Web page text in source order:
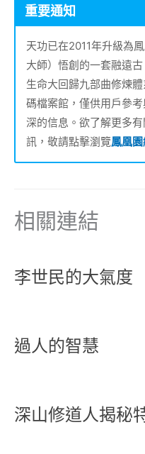
重要通知
天功已在2011年升級為
大師）悟創的一套融遠
生命大回歸九部曲修煉
碼檔案館，僅供用戶參
深的信息。欲了解更多
訊，敬請點擊瀏覽鳳凰園
相關連結
李世民的大氣度
過人的智慧
深山修道人揭秘